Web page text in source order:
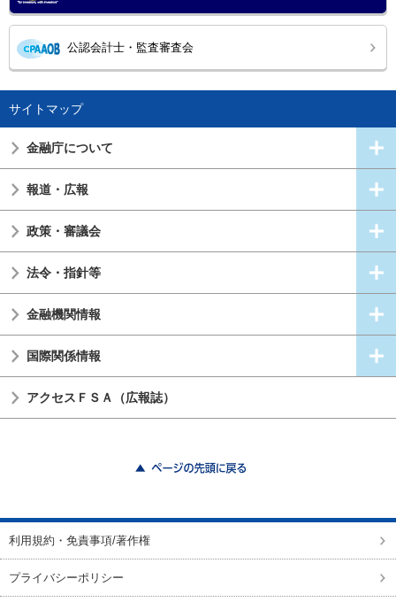
公認会計士・監査審査会
サイトマップ
金融庁について
報道・広報
政策・審議会
法令・指針等
金融機関情報
国際関係情報
アクセスＦＳＡ（広報誌）
利用規約・免責事項/著作権
プライバシーポリシー